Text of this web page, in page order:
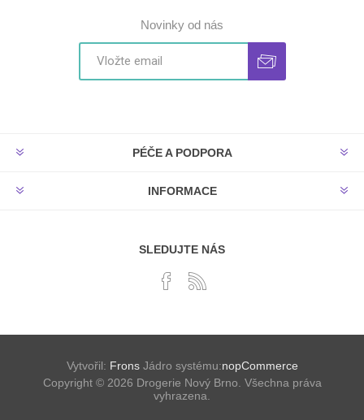
Novinky od nás
PÉČE A PODPORA
INFORMACE
SLEDUJTE NÁS
Vytvořil: FronsJádro systému:nopCommerce
Copyright © 2026 Drogerie Nový Brno. Všechna práva
vyhrazena.